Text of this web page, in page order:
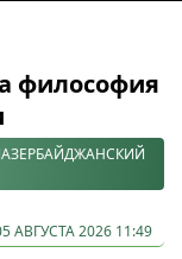
философия
АВГУСТА 2026 11:49